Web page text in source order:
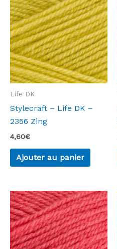
Life DK
Stylecraft – Life DK –
2356 Zing
4,60€
Ajouter au panier